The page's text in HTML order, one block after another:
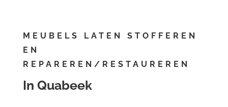
MEUBELS LATEN STOFFEREN
EN
REPAREREN/RESTAUREREN
In Quabeek